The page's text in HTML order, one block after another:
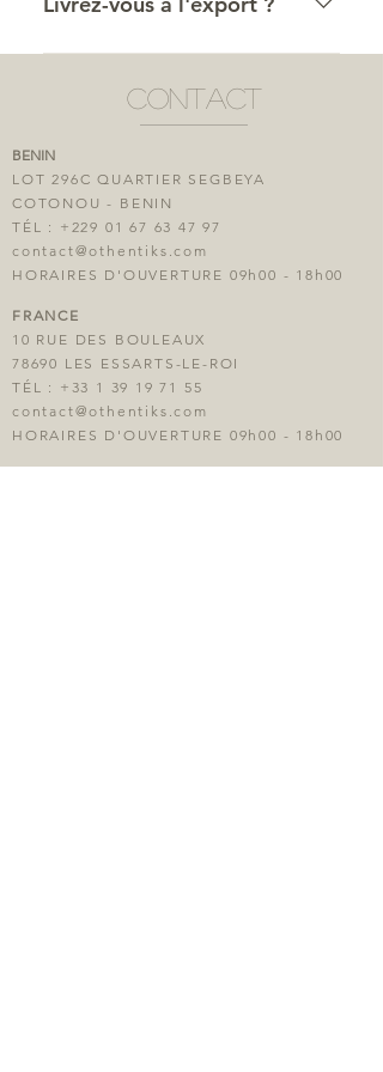
Oui, nous livrons à l'export mais
uniquement à nos distributeurs
pour le moment.
contact
BENIN
LOT 296C QUARTIER SEGBEYA
COTONOU - BENIN
TÉL : +229 01 67 63 47 97
contact@othentiks.com
HORAIRES D'OUVERTURE 09h00 - 18h00
FRANCE
10 RUE DES BOULEAUX
78690 LES ESSARTS-LE-ROI
TÉL : +33 1 39 19 71 55
contact@othentiks.com
HORAIRES D'OUVERTURE 09h00 - 18h00